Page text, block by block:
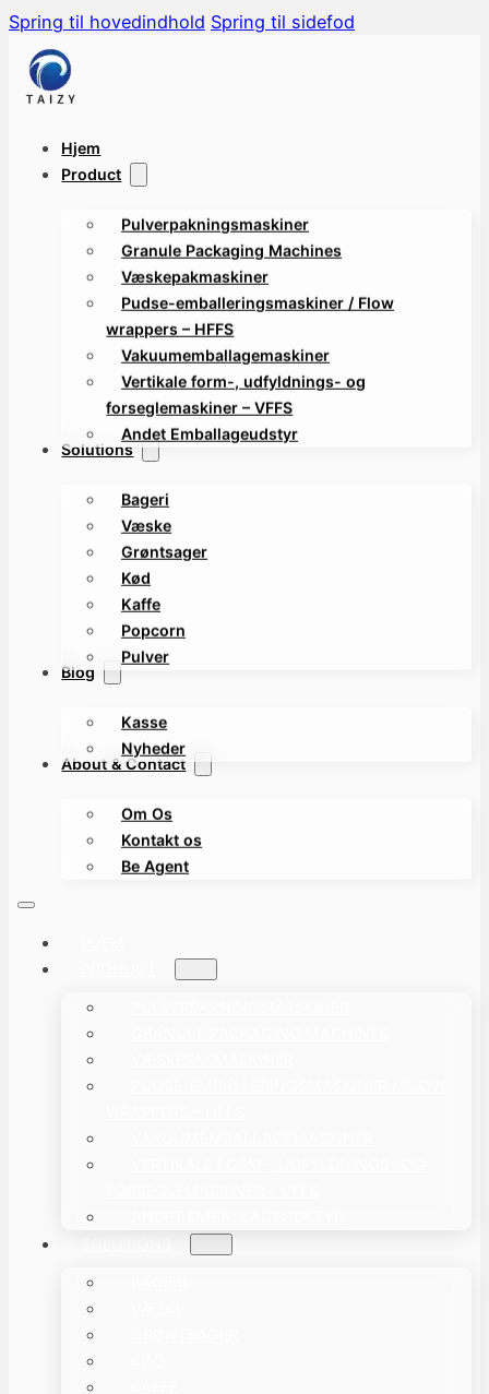
Spring til hovedindhold Spring til sidefod
Hjem
Product
Pulverpakningsmaskiner
Granule Packaging Machines
Væskepakmaskiner
Pudse-emballeringsmaskiner / Flow
wrappers – HFFS
Vakuumemballagemaskiner
Vertikale form-, udfyldnings- og
forseglemaskiner – VFFS
Andet Emballageudstyr
Solutions
Bageri
Væske
Grøntsager
Kød
Kaffe
Popcorn
Pulver
Blog
Kasse
Nyheder
About & Contact
Om Os
Kontakt os
Be Agent